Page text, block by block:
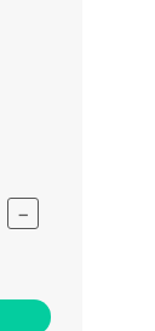
−